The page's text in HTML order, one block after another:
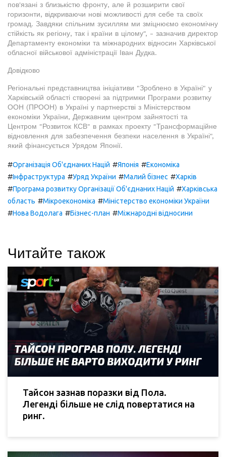
пов'язані з близькістю фронту, але й розширити свої
горизонти, відкриваючи нові можливості для себе та своїх
громад. Завдяки спільним зусиллям ми зміцнюємо економічну
стійкість як регіону, так і країни в цілому", - зазначив директор
Департаменту економіки та міжнародних відносин Харківської
обласної військової адміністрації Іван Дудка.
Довідково
Регіональні представництва ініціативи "Зроблено в Україні" у
Харківській області створені за підтримки Програми розвитку
ООН (ПРООН) в Україні у партнерстві з Міністерством
економіки України, Державним центром зайнятості та
Центром "Розвиток КСВ" в рамках проекту "Трансформаційне
відновлення для забезпечення безпеки населення в Україні",
який фінансується Урядом Японії.
#Організація Об'єднаних Націй #Японія #Економіка
#Інфраструктура #Уряд України #Малий бізнес #Харків
#Програма розвитку Організації Об'єднаних Націй #Харківська
область #Мікроекономіка #Міністерство економіки України
#Нова Водолага #Бізнес-план #Міжнародні відносини
Читайте також
Тайсон зазнав поразки від Пола.
Легенді більше не слід повертатися на
ринг.